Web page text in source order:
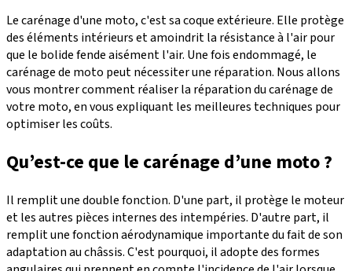
Le carénage d'une moto, c'est sa coque extérieure. Elle protège
des éléments intérieurs et amoindrit la résistance à l'air pour
que le bolide fende aisément l'air. Une fois endommagé, le
carénage de moto peut nécessiter une réparation. Nous allons
vous montrer comment réaliser la réparation du carénage de
votre moto, en vous expliquant les meilleures techniques pour
optimiser les coûts.
Qu’est-ce que le carénage d’une moto ?
Il remplit une double fonction. D'une part, il protège le moteur
et les autres pièces internes des intempéries. D'autre part, il
remplit une fonction aérodynamique importante du fait de son
adaptation au châssis. C'est pourquoi, il adopte des formes